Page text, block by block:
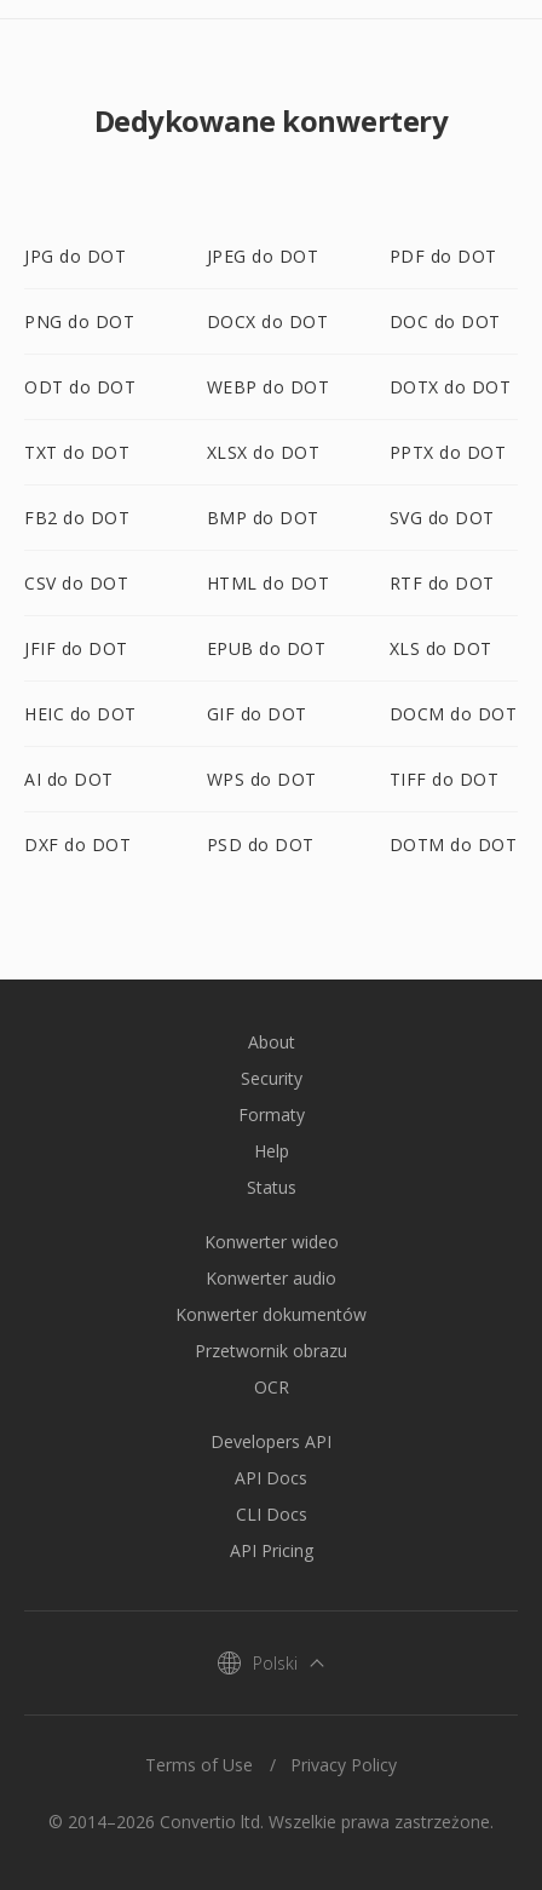
Dedykowane konwertery
JPG do DOT JPEG do DOT PDF do DOT
PNG do DOT DOCX do DOT DOC do DOT
ODT do DOT WEBP do DOT DOTX do DOT
TXT do DOT XLSX do DOT PPTX do DOT
FB2 do DOT BMP do DOT SVG do DOT
CSV do DOT HTML do DOT RTF do DOT
JFIF do DOT EPUB do DOT XLS do DOT
HEIC do DOT GIF do DOT DOCM do DOT
AI do DOT WPS do DOT TIFF do DOT
DXF do DOT PSD do DOT DOTM do DOT
About
Security
Formaty
Help
Status
Konwerter wideo
Konwerter audio
Konwerter dokumentów
Przetwornik obrazu
OCR
Developers API
API Docs
CLI Docs
API Pricing
Polski
© 2014–2026 Convertio ltd. Wszelkie prawa zastrzeżone.
Terms of Use Privacy Policy